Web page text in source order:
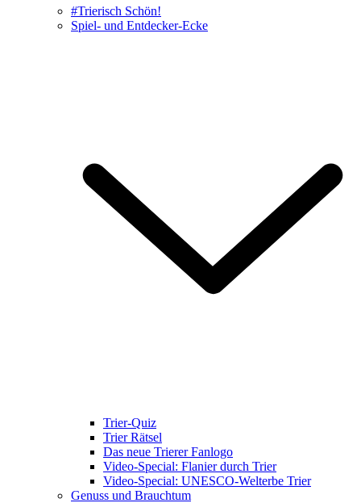
#Trierisch Schön!
Spiel- und Entdecker-Ecke
Trier-Quiz
Trier Rätsel
Das neue Trierer Fanlogo
Video-Special: Flanier durch Trier
Video-Special: UNESCO-Welterbe Trier
Genuss und Brauchtum